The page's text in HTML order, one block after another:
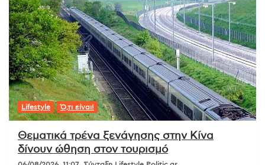
Lifestyle Ό,τι είναι!
Θεματικά τρένα ξενάγησης στην Κίνα
δίνουν ώθηση στον τουρισμό